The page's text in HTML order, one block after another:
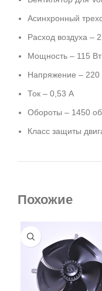
Асинхронный
Расход воздуха –
Мощность – 115 Вт
Напряжение – 220
Ток – 0,53 А
Обороты – 1450
Класс защиты
Похожие